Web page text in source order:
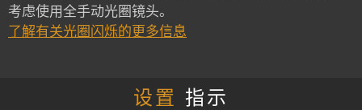
考虑使用全手动光圈镜头。
了解有关光圈闪烁的更多信息
设置 指示